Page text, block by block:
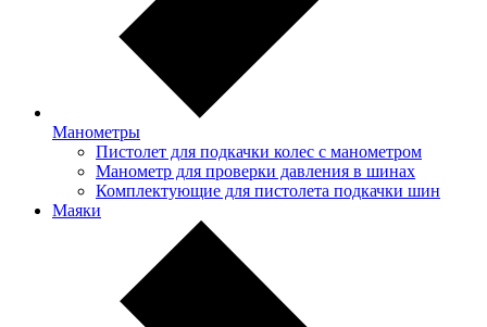
Манометры
Пистолет для подкачки колес с манометром
Манометр для проверки давления в шинах
Комплектующие для пистолета подкачки шин
Маяки